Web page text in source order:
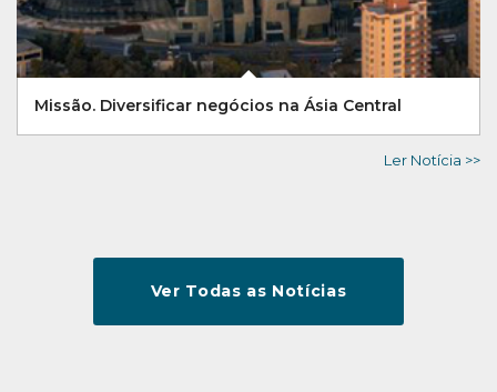
Missão. Diversificar negócios na Ásia Central
Ler Notícia >>
Ver Todas as Notícias